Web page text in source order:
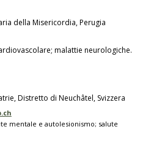
della Misericordia, Perugia
malattie neurologiche.
Distretto di Neuchâtel, Svizzera
mentale e autolesionismo; salute